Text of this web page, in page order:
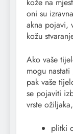
oni su
akna pojavi,
kožu
Ako vaše
mogu
pak vaše
se pojaviti
vrste
plitki